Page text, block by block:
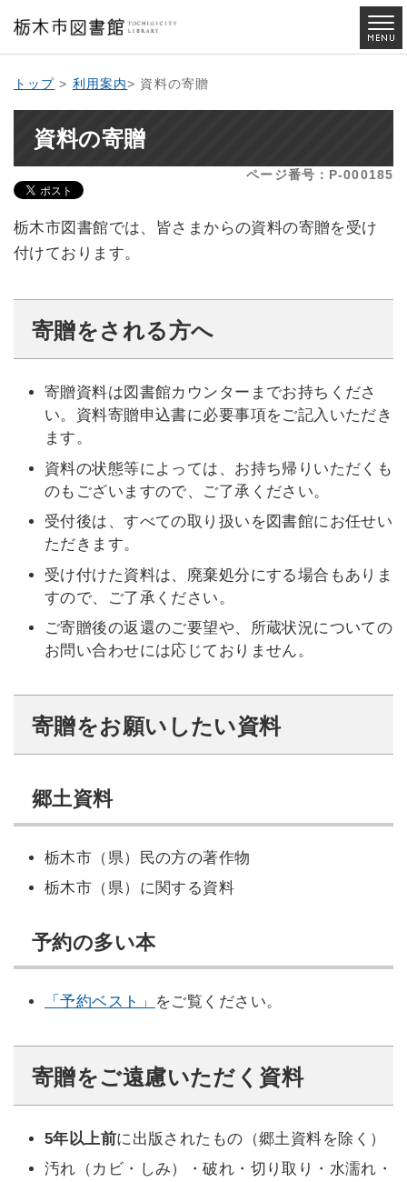
トップ > 利用案内> 資料の寄贈
資料の寄贈
ページ番号：P-000185
栃木市図書館では、皆さまからの資料の寄贈を受け
付けております。
寄贈をされる方へ
寄贈資料は図書館カウンターまでお持ちくださ
い。資料寄贈申込書に必要事項をご記入いただき
ます。
資料の状態等によっては、お持ち帰りいただくも
のもございますので、ご了承ください。
受付後は、すべての取り扱いを図書館にお任せい
ただきます。
受け付けた資料は、廃棄処分にする場合もありま
すので、ご了承ください。
ご寄贈後の返還のご要望や、所蔵状況についての
お問い合わせには応じておりません。
寄贈をお願いしたい資料
郷土資料
栃木市（県）民の方の著作物
栃木市（県）に関する資料
予約の多い本
「予約ベスト」 をご覧ください。
寄贈をご遠慮いただく資料
5年以上前に出版されたもの（郷土資料を除く）
汚れ（カビ・しみ）・破れ・切り取り・水濡れ・